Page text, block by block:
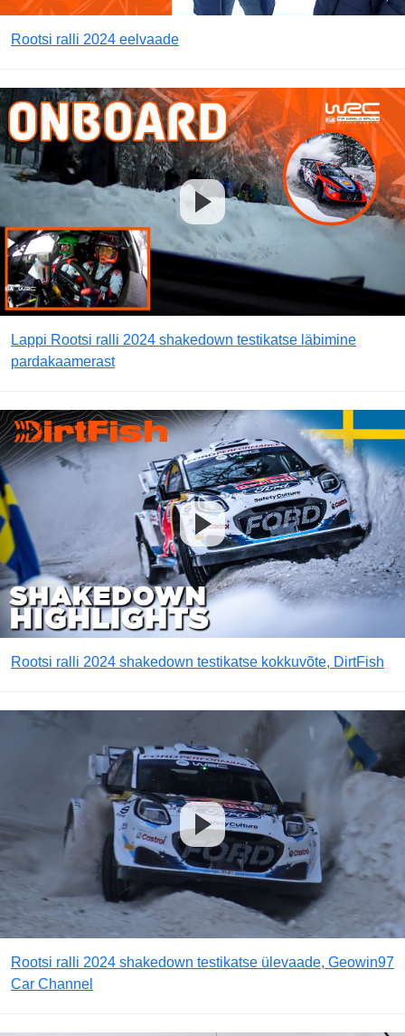
Rootsi ralli 2024 eelvaade
Lappi Rootsi ralli 2024 shakedown testikatse läbimine
pardakaamerast
Rootsi ralli 2024 shakedown testikatse kokkuvõte, DirtFish
Rootsi ralli 2024 shakedown testikatse ülevaade, Geowin97
Car Channel